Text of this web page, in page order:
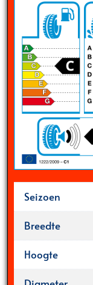
Seizoen
Breedte
Hoogte